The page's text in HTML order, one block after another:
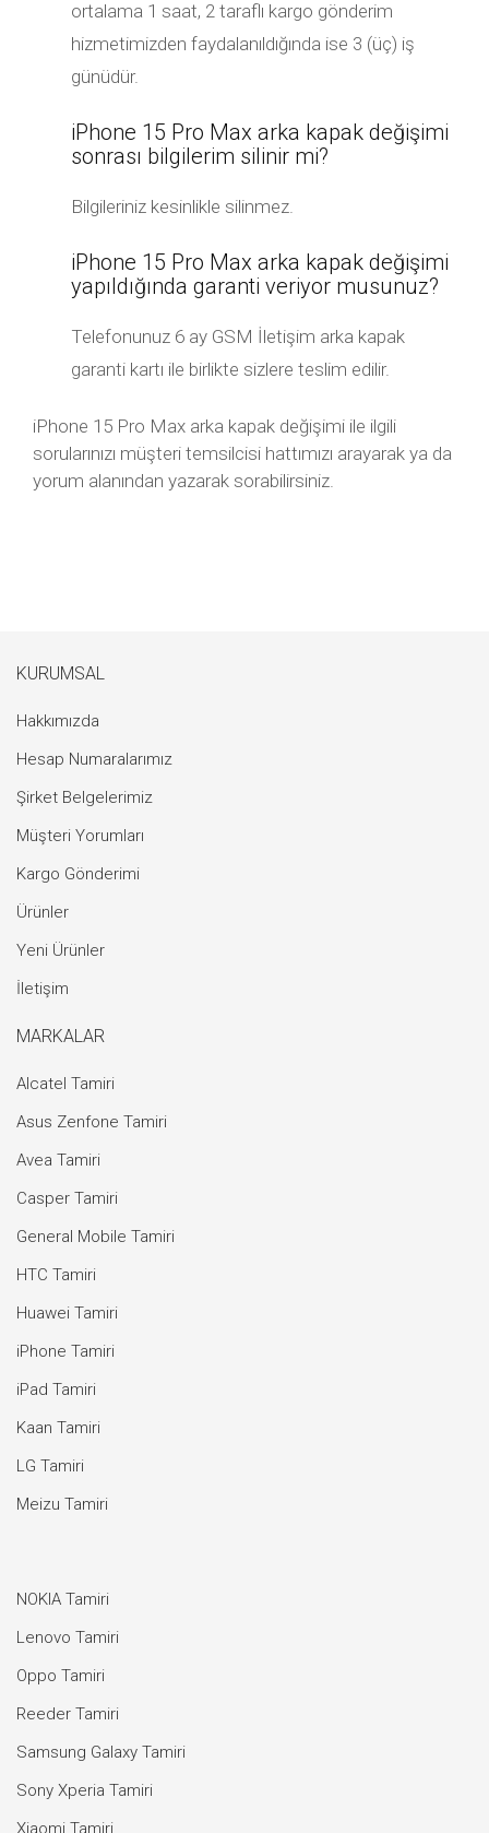
ortalama 1 saat, 2 taraflı kargo gönderim
hizmetimizden faydalanıldığında ise 3 (üç) iş
günüdür.
iPhone 15 Pro Max arka kapak değişimi
sonrası bilgilerim silinir mi?
Bilgileriniz kesinlikle silinmez.
iPhone 15 Pro Max arka kapak değişimi
yapıldığında garanti veriyor musunuz?
Telefonunuz 6 ay GSM İletişim arka kapak
garanti kartı ile birlikte sizlere teslim edilir.
iPhone 15 Pro Max arka kapak değişimi ile ilgili
sorularınızı müşteri temsilcisi hattımızı arayarak ya da
yorum alanından yazarak sorabilirsiniz.
KURUMSAL
Hakkımızda
Hesap Numaralarımız
Şirket Belgelerimiz
Müşteri Yorumları
Kargo Gönderimi
Ürünler
Yeni Ürünler
İletişim
MARKALAR
Alcatel Tamiri
Asus Zenfone Tamiri
Avea Tamiri
Casper Tamiri
General Mobile Tamiri
HTC Tamiri
Huawei Tamiri
iPhone Tamiri
iPad Tamiri
Kaan Tamiri
LG Tamiri
Meizu Tamiri
NOKIA Tamiri
Lenovo Tamiri
Oppo Tamiri
Reeder Tamiri
Samsung Galaxy Tamiri
Sony Xperia Tamiri
Xiaomi Tamiri